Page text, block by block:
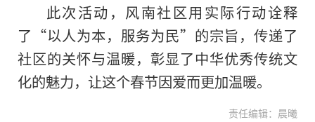
此次活动，风南社区用实际行动诠释
了“以人为本，服务为民”的宗旨，传递了
社区的关怀与温暖，彰显了中华优秀传统文
化的魅力，让这个春节因爱而更加温暖。
责任编辑：晨曦